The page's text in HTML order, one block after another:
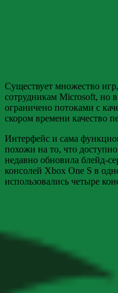
Существует множество
сотрудникам Microsoft, но
ограничено потоками с
скором времени качество
Интерфейс и сама
похожи на то, что
недавно обновила блейд-
консолей Xbox One S в
использовались четыре